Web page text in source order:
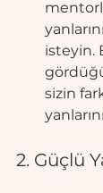
isteyin.
sizin
2. Güçlü